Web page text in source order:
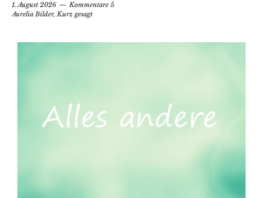
1. August 2026
Kommentare 5
Aurelia Bilder, Kurz gesagt